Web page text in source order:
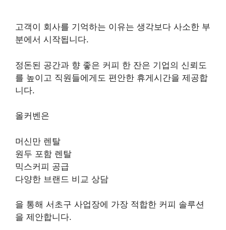
고객이 회사를 기억하는 이유는 생각보다 사소한 부
분에서 시작됩니다.
정돈된 공간과 향 좋은 커피 한 잔은 기업의 신뢰도
를 높이고 직원들에게도 편안한 휴게시간을 제공합
니다.
올커벤은
머신만 렌탈
원두 포함 렌탈
믹스커피 공급
다양한 브랜드 비교 상담
을 통해 서초구 사업장에 가장 적합한 커피 솔루션
을 제안합니다.